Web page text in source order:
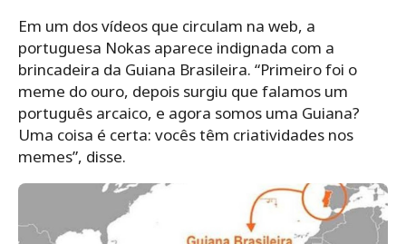
Em um dos vídeos que circulam na web, a
portuguesa Nokas aparece indignada com a
brincadeira da Guiana Brasileira. “Primeiro foi o
meme do ouro, depois surgiu que falamos um
português arcaico, e agora somos uma Guiana?
Uma coisa é certa: vocês têm criatividades nos
memes”, disse.